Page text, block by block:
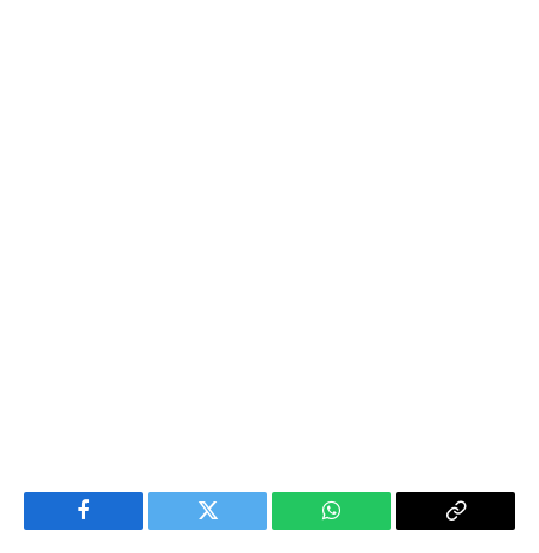
Facebook Twitter WhatsApp
Copy